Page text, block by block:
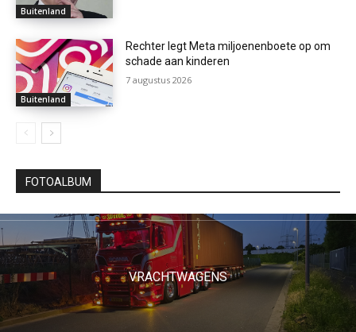
Buitenland
Buitenland
Rechter legt Meta miljoenenboete op om
schade aan kinderen
7 augustus 2026
FOTOALBUM
VRACHTWAGENS